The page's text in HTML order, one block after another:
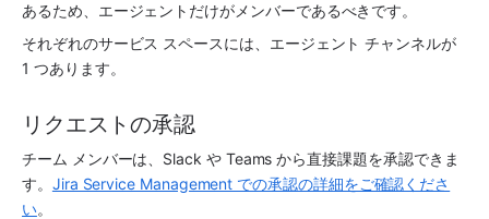
あるため、エージェントだけがメンバーであるべきです。
それぞれのサービス スペースには、 エージェント チャンネルが
1 つあります。
リクエストの承認
チーム メンバーは、Slack や Teams から直接課題を承認できま
す。 Jira Service Management での承認の詳細をご確認くださ
い。